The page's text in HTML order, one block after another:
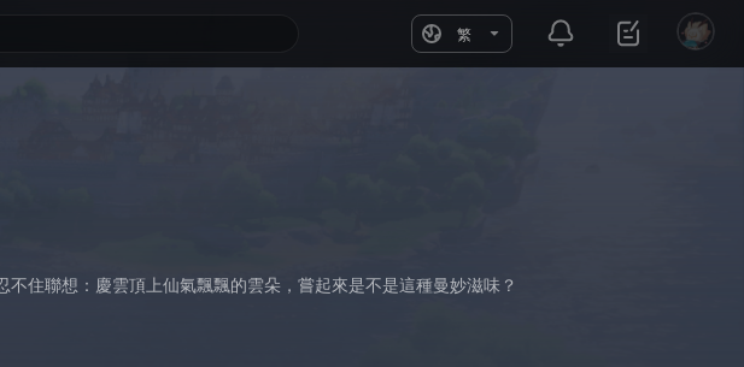
繁
住聯想：慶雲頂上仙氣飄飄的雲朵，嘗起來是不是這種曼妙滋味？